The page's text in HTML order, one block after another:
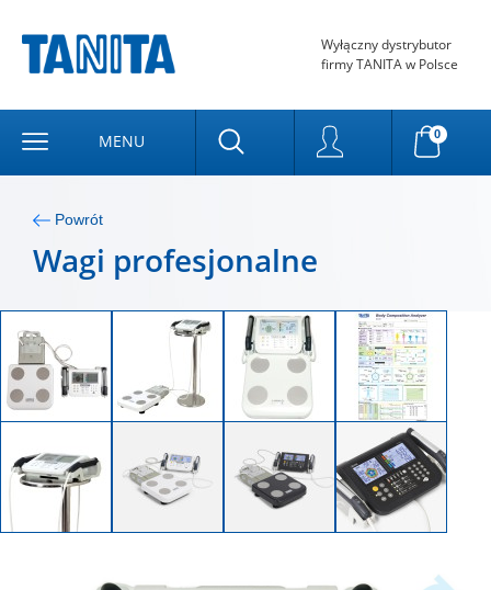
Wyłączny dystrybutor
firmy TANITA w Polsce
MENU 0
Powrót
Wagi profesjonalne